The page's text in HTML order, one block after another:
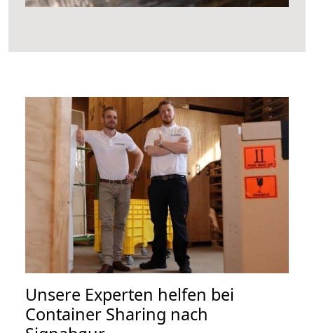
Unsere Experten helfen bei
Container Sharing nach